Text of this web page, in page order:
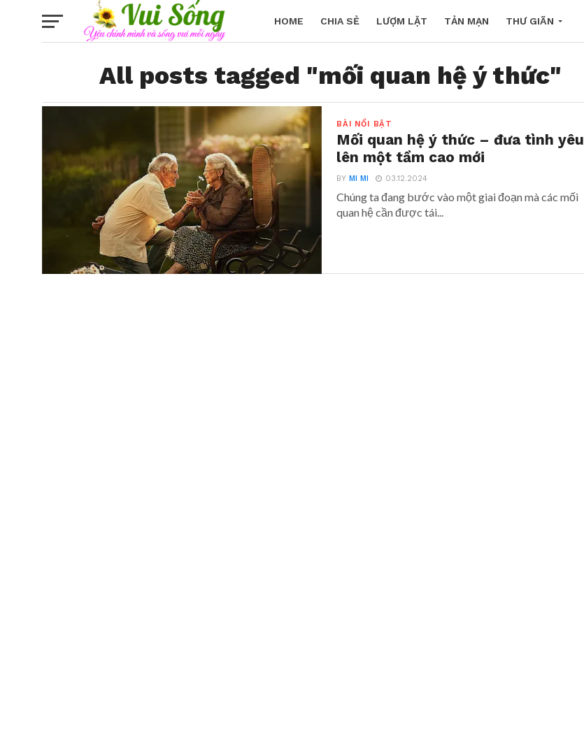
HOME CHIA SẺ LƯỢM LẶT TẢN MẠN THƯ GIÃN
All posts tagged "mối quan hệ ý thức"
BÀI NỔI BẬT
Mối quan hệ ý thức – đưa tình yêu
lên một tầm cao mới
BYMI MI 03.12.2024
Chúng ta đang bước vào một giai đoạn mà các mối
quan hệ cần được tái...